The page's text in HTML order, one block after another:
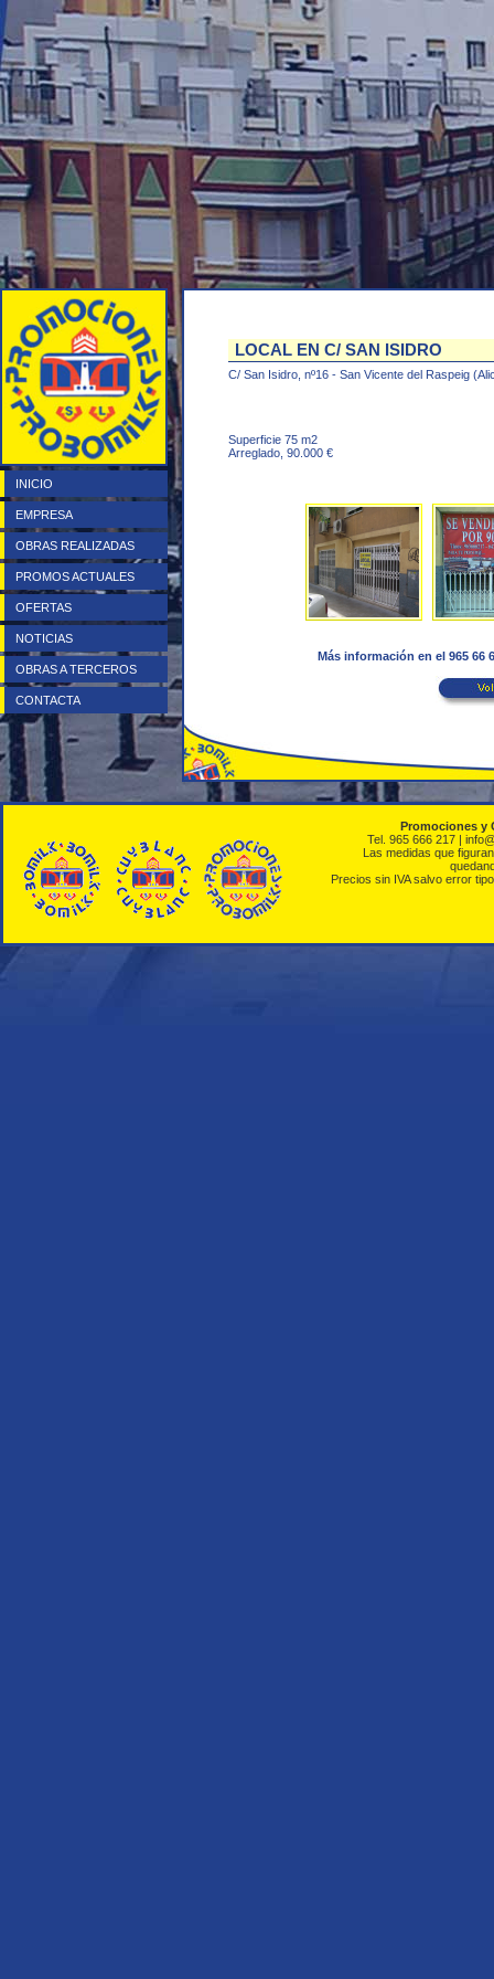
INICIO
EMPRESA
OBRAS REALIZADAS
PROMOS ACTUALES
OFERTAS
NOTICIAS
OBRAS A TERCEROS
CONTACTA
LOCAL EN C/ SAN ISIDRO
C/ San Isidro, nº16 - San Vicente del Raspeig
Superficie 75 m2
Arreglado, 90.000 €
Más información en el 965 66
Promociones y
Tel. 965 666 217 |
Las medidas que
Precios sin IVA salvo error